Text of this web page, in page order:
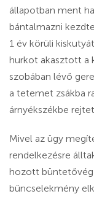
állapotban ment
bántalmazni
1 év körüli
hurkot akasztott a
szobában lévő
a tetemet zsákba
árnyékszékbe
Mivel az ügy
rendelkezésre
hozott
bűncselekmény